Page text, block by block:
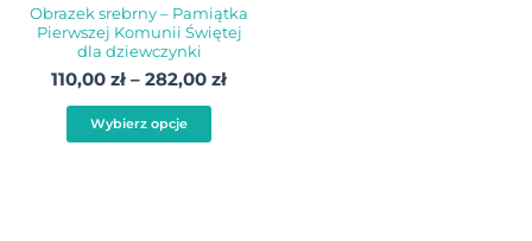
Obrazek srebrny – Pamiątka
Pierwszej Komunii Świętej
dla dziewczynki
110,00 zł – 282,00 zł
Wybierz opcje
na
stronie
produktu